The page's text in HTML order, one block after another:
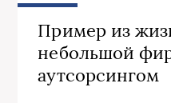
Пример из
небольшой
аутсорсингом